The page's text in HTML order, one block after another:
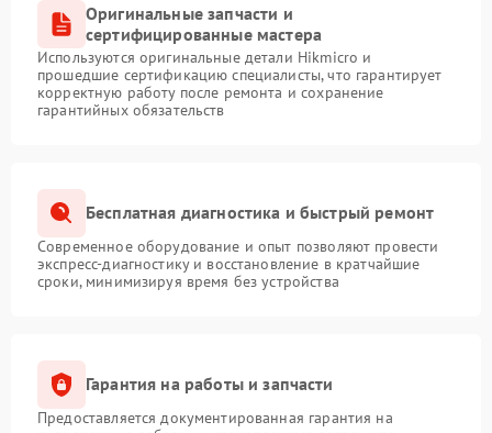
Оригинальные запчасти и
сертифицированные мастера
Используются оригинальные детали Hikmicro и
прошедшие сертификацию специалисты, что гарантирует
корректную работу после ремонта и сохранение
гарантийных обязательств
Бесплатная диагностика и быстрый ремонт
Современное оборудование и опыт позволяют провести
экспресс-диагностику и восстановление в кратчайшие
сроки, минимизируя время без устройства
Гарантия на работы и запчасти
Предоставляется документированная гарантия на